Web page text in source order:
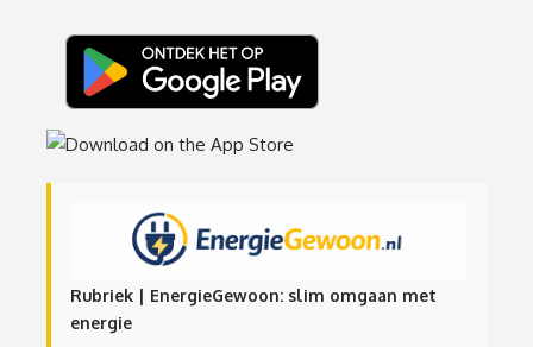
Rubriek | EnergieGewoon: slim omgaan met
energie